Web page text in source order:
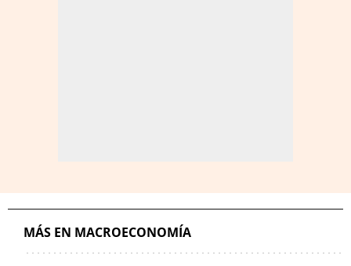
MÁS EN MACROECONOMÍA